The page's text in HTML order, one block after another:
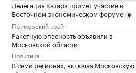
Делегация Катара примет участие в
Восточном экономическом форуме
Приморский край
Ракетную опасность объявили в
Московской области
Политика
В семи регионах, включая Московскую